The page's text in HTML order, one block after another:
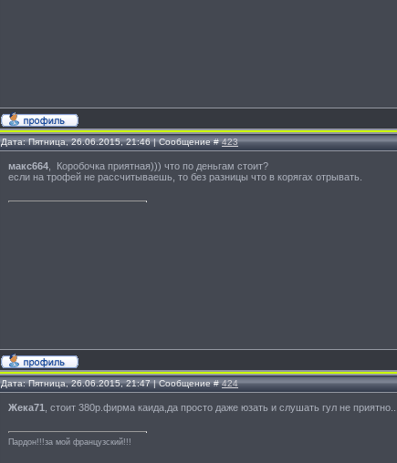
Дата: Пятница, 26.06.2015, 21:46 | Сообщение #423
макс664 , Коробочка приятная))) что по деньгам стоит?
если на трофей не рассчитываешь, то без разницы что в корягах отрывать.
Дата: Пятница, 26.06.2015, 21:47 | Сообщение #424
Жека71 , стоит 380р.фирма каида,да просто даже юзать и слушать гул не приятно....
Пардон!!!за мой французский!!!